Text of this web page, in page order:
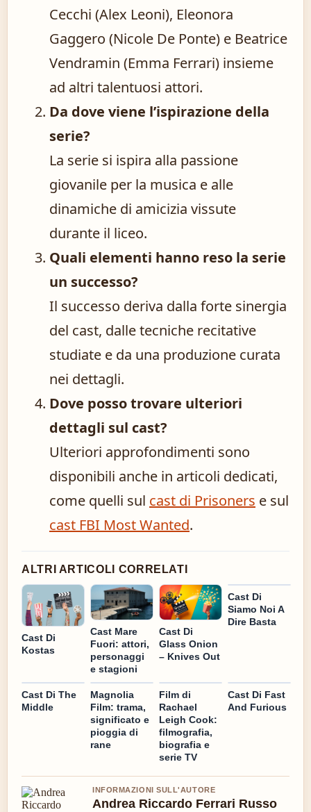
Cecchi (Alex Leoni), Eleonora
Gaggero (Nicole De Ponte) e Beatrice
Vendramin (Emma Ferrari) insieme
ad altri talentuosi attori.
Da dove viene l’ispirazione della
serie?
La serie si ispira alla passione
giovanile per la musica e alle
dinamiche di amicizia vissute
durante il liceo.
Quali elementi hanno reso la serie
un successo?
Il successo deriva dalla forte sinergia
del cast, dalle tecniche recitative
studiate e da una produzione curata
nei dettagli.
Dove posso trovare ulteriori
dettagli sul cast?
Ulteriori approfondimenti sono
disponibili anche in articoli dedicati,
come quelli sul cast di Prisoners e sul
cast FBI Most Wanted.
ALTRI ARTICOLI CORRELATI
Cast Di
Kostas
Cast Mare
Fuori: attori,
personaggi
e stagioni
Cast Di
Glass Onion
– Knives Out
Cast Di
Siamo Noi A
Dire Basta
Cast Di The
Middle
Magnolia
Film: trama,
significato e
pioggia di
rane
Film di
Rachael
Leigh Cook:
filmografia,
biografia e
serie TV
Cast Di Fast
And Furious
INFORMAZIONI SULL'AUTORE
Andrea Riccardo Ferrari Russo